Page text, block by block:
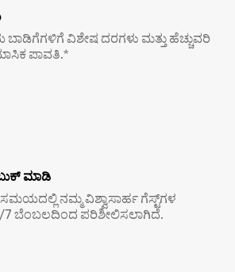
ವಿಶೇಷ ದರಗಳು ಮತ್ತು ಹೆಚ್ಚುವರಿ
ಪಾವತಿ.*
ಮಾಡಿ
ಸಮಯದಲ್ಲಿ ನಮ್ಮ ವಿಶ್ವಾಸಾರ್ಹ ಗೆಸ್ಟ್‌ಗಳ
7 ಬೆಂಬಲದಿಂದ ಪರಿಶೀಲಿಸಲಾಗಿದೆ.